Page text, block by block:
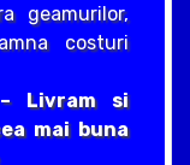
geamurilor,
costuri
Livram si
mai buna